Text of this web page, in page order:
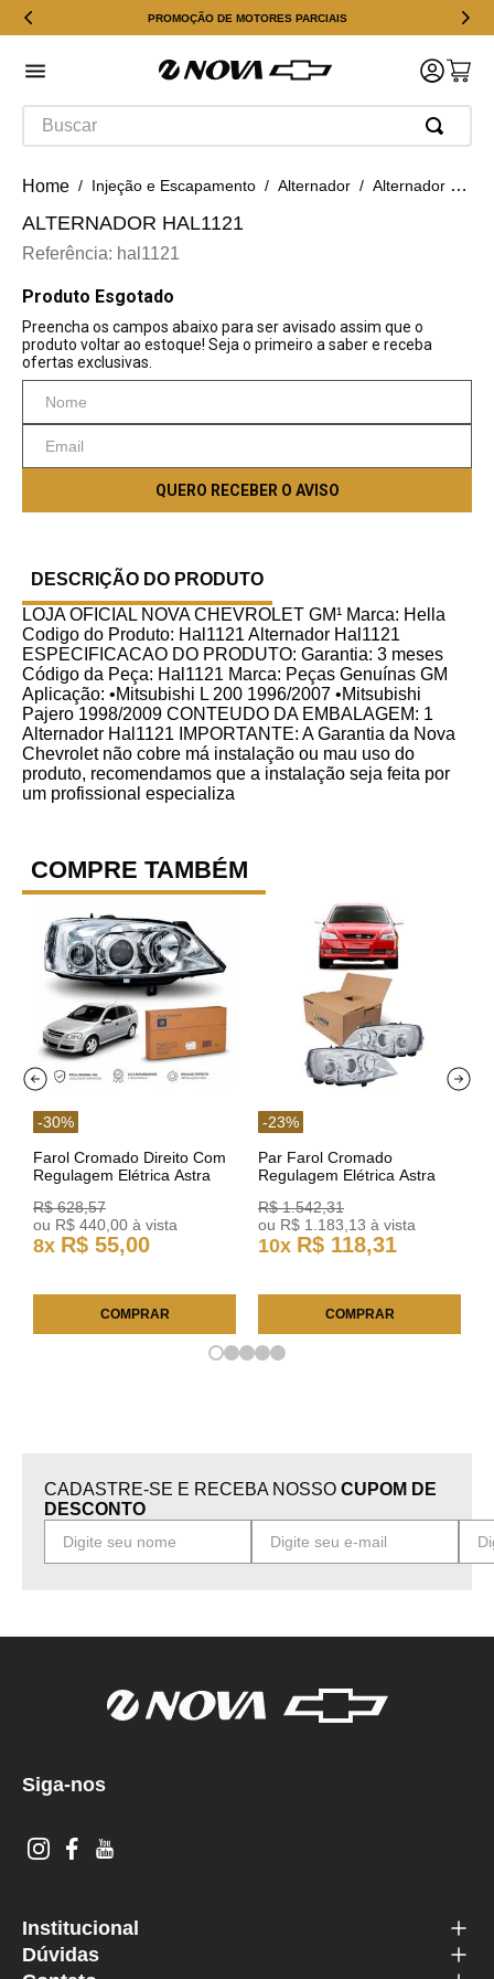
PROMOÇÃO DE MOTORES PARCIAIS
Buscar
Injeção e Escapamento Alternador Alternador Hal1121
ALTERNADOR HAL1121
Referência: hal1121
DESCRIÇÃO DO PRODUTO
LOJA OFICIAL NOVA CHEVROLET GM¹ Marca: Hella
Codigo do Produto: Hal1121 Alternador Hal1121
ESPECIFICACAO DO PRODUTO: Garantia: 3 meses
Código da Peça: Hal1121 Marca: Peças Genuínas GM
Aplicação: •Mitsubishi L 200 1996/2007 •Mitsubishi
Pajero 1998/2009 CONTEUDO DA EMBALAGEM: 1
Alternador Hal1121 IMPORTANTE: A Garantia da Nova
Chevrolet não cobre má instalação ou mau uso do
produto, recomendamos que a instalação seja feita por
um profissional especializa
COMPRE TAMBÉM
-30%
Farol Cromado Direito Com
Regulagem Elétrica Astra
R$ 628,57
ou R$ 440 00 à vista
8x R$ 55,00
COMPRAR
-23%
Par Farol Cromado
Regulagem Elétrica Astra
R$ 1.542,31
ou R$ 1 183 13 à vista
10x R$ 118,31
COMPRAR
CADASTRE-SE E RECEBA NOSSO CUPOM DE
DESCONTO
Siga-nos
Institucional
Dúvidas